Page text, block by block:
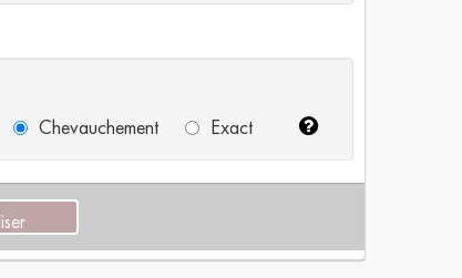
Chevauchement
Exact